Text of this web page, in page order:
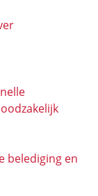
belediging en